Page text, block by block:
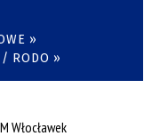
»
/ RODO »
Włocławek